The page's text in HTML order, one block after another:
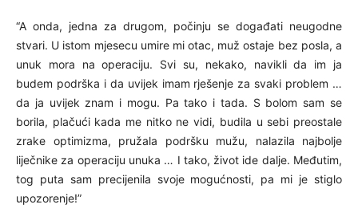
“A onda, jedna za drugom, počinju se događati neugodne
stvari. U istom mjesecu umire mi otac, muž ostaje bez posla, a
unuk mora na operaciju. Svi su, nekako, navikli da im ja
budem podrška i da uvijek imam rješenje za svaki problem …
da ja uvijek znam i mogu. Pa tako i tada. S bolom sam se
borila, plačući kada me nitko ne vidi, budila u sebi preostale
zrake optimizma, pružala podršku mužu, nalazila najbolje
liječnike za operaciju unuka … I tako, život ide dalje. Međutim,
tog puta sam precijenila svoje mogućnosti, pa mi je stiglo
upozorenje!”